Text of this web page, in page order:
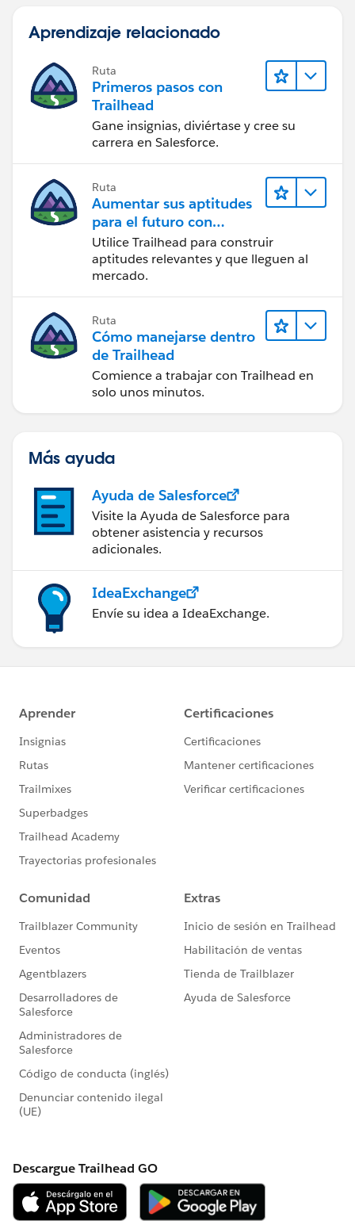
Aprendizaje relacionado
Ruta
Primeros pasos con
Trailhead
Gane insignias, diviértase y cree su
carrera en Salesforce.
Ruta
Aumentar sus aptitudes
para el futuro con
Trailhead
Utilice Trailhead para construir
aptitudes relevantes y que lleguen al
mercado.
Ruta
Cómo manejarse dentro
de Trailhead
Comience a trabajar con Trailhead en
solo unos minutos.
Más ayuda
Ayuda de Salesforce
Visite la Ayuda de Salesforce para
obtener asistencia y recursos
adicionales.
IdeaExchange
Envíe su idea a IdeaExchange.